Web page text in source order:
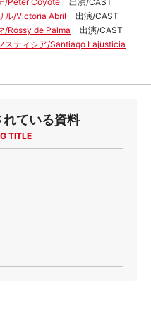
ル/Victoria Abril
出演/CAST
/Rossy de Palma
出演/CAST
スティシア/Santiago Lajusticia
ている資料
TITLE